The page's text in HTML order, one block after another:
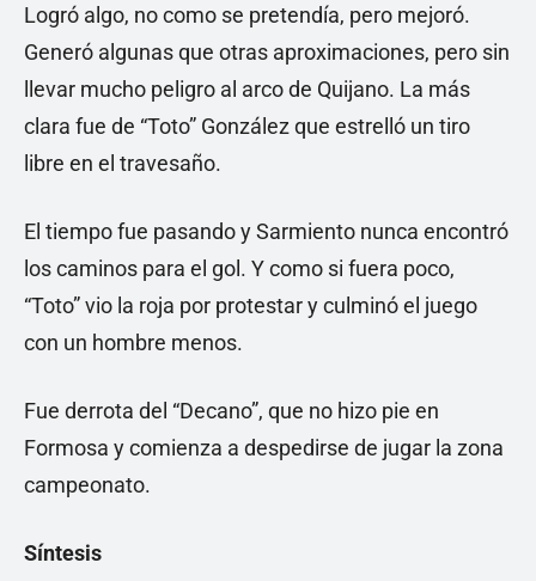
Logró algo, no como se pretendía, pero mejoró.
Generó algunas que otras aproximaciones, pero sin
llevar mucho peligro al arco de Quijano. La más
clara fue de “Toto” González que estrelló un tiro
libre en el travesaño.
El tiempo fue pasando y Sarmiento nunca encontró
los caminos para el gol. Y como si fuera poco,
“Toto” vio la roja por protestar y culminó el juego
con un hombre menos.
Fue derrota del “Decano”, que no hizo pie en
Formosa y comienza a despedirse de jugar la zona
campeonato.
Síntesis